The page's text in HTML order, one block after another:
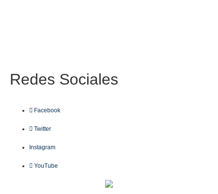
Redes Sociales
Facebook
Twitter
Instagram
YouTube